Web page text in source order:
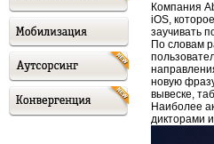
Компания
iOS,
заучивать
По словам
новую
вывеске,
Наиболее
дикторами